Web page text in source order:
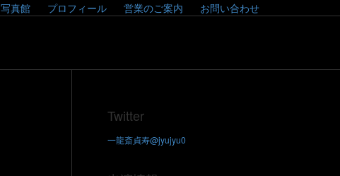
写真館 プロフィール 営業のご案内 お問い合わせ
Twitter
一龍斎貞寿@jyujyu0